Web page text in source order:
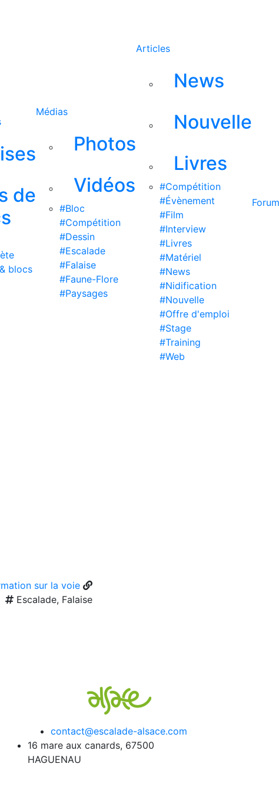
de
blocs
Médias
Photos
Vidéos
#Bloc
#Compétition
#Dessin
#Escalade
#Falaise
#Faune-Flore
#Paysages
Articles
News
Nouvelle
Livres
#Compétition
#Évènement
#Film
#Interview
#Livres
#Matériel
#News
#Nidification
#Nouvelle
#Offre d'emploi
#Stage
#Training
#Web
Forum
sur la voie
Escalade, Falaise
contact@escalade-alsace.com
16 mare aux canards, 67500
HAGUENAU